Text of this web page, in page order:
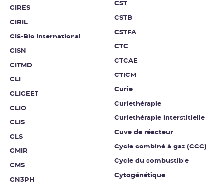
CIRES
CIRIL
CIS-Bio International
CISN
CITMD
CLI
CLIGEET
CLIO
CLIS
CLS
CMIR
CMS
CN3PH
CST
CSTB
CSTFA
CTC
CTCAE
CTICM
Curie
Curiethérapie
Curiethérapie interstitielle
Cuve de réacteur
Cycle combiné à gaz (CCG)
Cycle du combustible
Cytogénétique